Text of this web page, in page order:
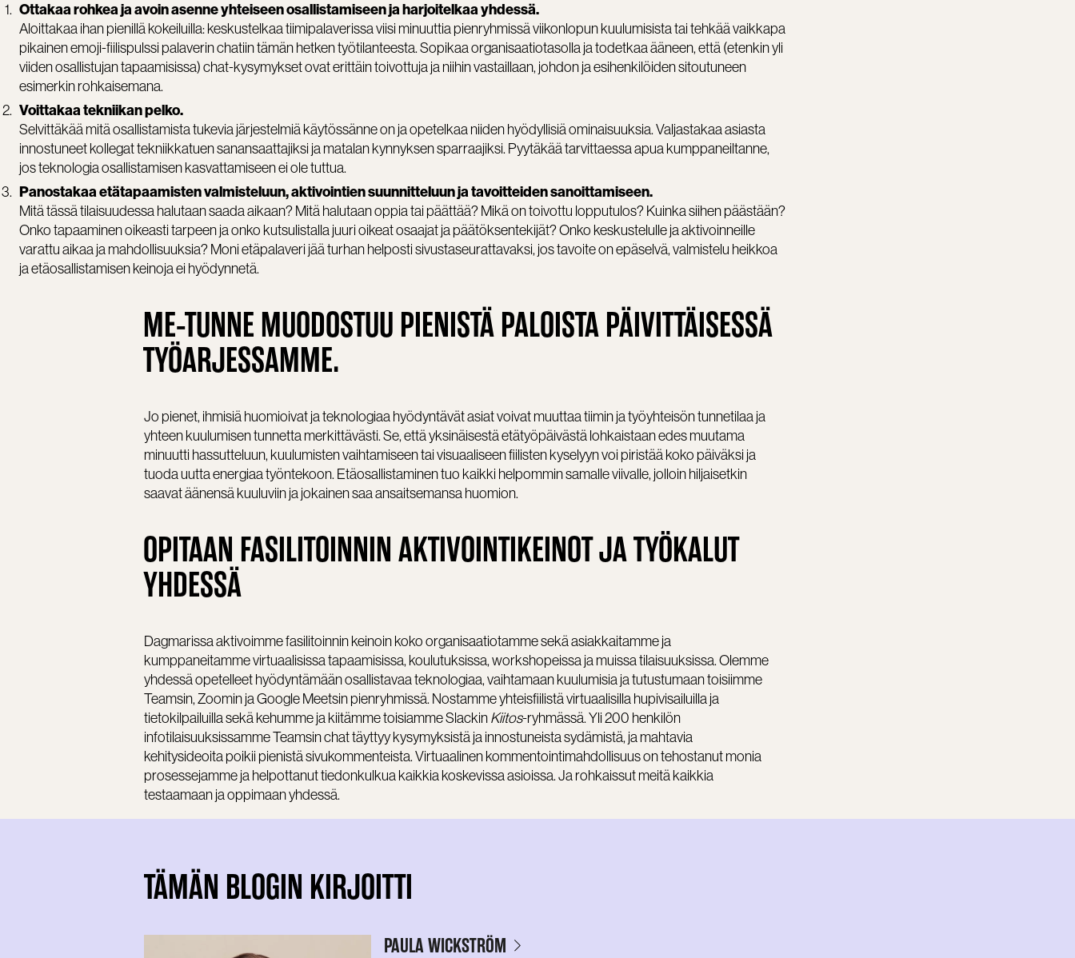
Ottakaa rohkea ja avoin asenne yhteiseen osallistamiseen ja harjoitelkaa yhdessä.
Aloittakaa ihan pienillä kokeiluilla: keskustelkaa tiimipalaverissa viisi minuuttia pienryhmissä viikonlopun kuulumisista tai tehkää vaikkapa
pikainen emoji-fiilispulssi palaverin chatiin tämän hetken työtilanteesta. Sopikaa organisaatiotasolla ja todetkaa ääneen, että (etenkin yli
viiden osallistujan tapaamisissa) chat-kysymykset ovat erittäin toivottuja ja niihin vastaillaan, johdon ja esihenkilöiden sitoutuneen
esimerkin rohkaisemana.
Voittakaa tekniikan pelko.
Selvittäkää mitä osallistamista tukevia järjestelmiä käytössänne on ja opetelkaa niiden hyödyllisiä ominaisuuksia. Valjastakaa asiasta
innostuneet kollegat tekniikkatuen sanansaattajiksi ja matalan kynnyksen sparraajiksi. Pyytäkää tarvittaessa apua kumppaneiltanne,
jos teknologia osallistamisen kasvattamiseen ei ole tuttua.
Panostakaa etätapaamisten valmisteluun, aktivointien suunnitteluun ja tavoitteiden sanoittamiseen.
Mitä tässä tilaisuudessa halutaan saada aikaan? Mitä halutaan oppia tai päättää? Mikä on toivottu lopputulos? Kuinka siihen päästään?
Onko tapaaminen oikeasti tarpeen ja onko kutsulistalla juuri oikeat osaajat ja päätöksentekijät? Onko keskustelulle ja aktivoinneille
varattu aikaa ja mahdollisuuksia? Moni etäpalaveri jää turhan helposti sivustaseurattavaksi, jos tavoite on epäselvä, valmistelu heikkoa
ja etäosallistamisen keinoja ei hyödynnetä.
ME-TUNNE MUODOSTUU PIENISTÄ PALOISTA PÄIVITTÄISESSÄ
TYÖARJESSAMME.
Jo pienet, ihmisiä huomioivat ja teknologiaa hyödyntävät asiat voivat muuttaa tiimin ja työyhteisön tunnetilaa ja
yhteen kuulumisen tunnetta merkittävästi. Se, että yksinäisestä etätyöpäivästä lohkaistaan edes muutama
minuutti hassutteluun, kuulumisten vaihtamiseen tai visuaaliseen fiilisten kyselyyn voi piristää koko päiväksi ja
tuoda uutta energiaa työntekoon. Etäosallistaminen tuo kaikki helpommin samalle viivalle, jolloin hiljaisetkin
saavat äänensä kuuluviin ja jokainen saa ansaitsemansa huomion.
OPITAAN FASILITOINNIN AKTIVOINTIKEINOT JA TYÖKALUT
YHDESSÄ
Dagmarissa aktivoimme fasilitoinnin keinoin koko organisaatiotamme sekä asiakkaitamme ja
kumppaneitamme virtuaalisissa tapaamisissa, koulutuksissa, workshopeissa ja muissa tilaisuuksissa. Olemme
yhdessä opetelleet hyödyntämään osallistavaa teknologiaa, vaihtamaan kuulumisia ja tutustumaan toisiimme
Teamsin, Zoomin ja Google Meetsin pienryhmissä. Nostamme yhteisfiilistä virtuaalisilla hupivisailuilla ja
tietokilpailuilla sekä kehumme ja kiitämme toisiamme SlackinKiitos-ryhmässä. Yli 200 henkilön
infotilaisuuksissamme Teamsin chat täyttyy kysymyksistä ja innostuneista sydämistä, ja mahtavia
kehitysideoita poikii pienistä sivukommenteista. Virtuaalinen kommentointimahdollisuus on tehostanut monia
prosessejamme ja helpottanut tiedonkulkua kaikkia koskevissa asioissa. Ja rohkaissut meitä kaikkia
testaamaan ja oppimaan yhdessä.
TÄMÄN BLOGIN KIRJOITTI
PAULA WICKSTRÖM